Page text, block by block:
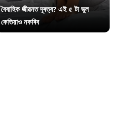
বৈবাহিক জীৱনত দূৰত্ব? এই ৫ টা ভুল
কেতিয়াও নকৰিব